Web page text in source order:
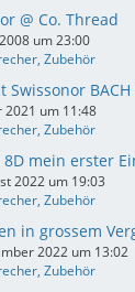
@ Co. Thread
um 23:00
Zubehör
Swissonor
2021 um 11:48
Zubehör
8D mein erster
2022 um 19:03
Zubehör
in grossem
2022 um 13:02
Zubehör